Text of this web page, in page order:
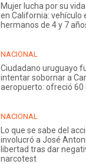
Mujer lucha por su
en California: vehículo
hermanos de 4 y 7
NACIONAL
Ciudadano uruguayo
intentar sobornar a
aeropuerto: ofreció 60
NACIONAL
Lo que se sabe del
involucró a José
libertad tras dar
narcotest